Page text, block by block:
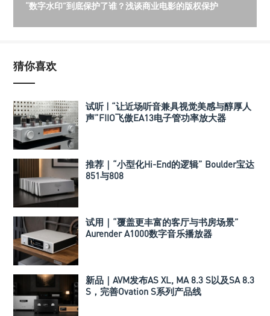
“数字水印”到底保护了谁？浅谈商业电影的版权保护
猜你喜欢
试听 | “让近场听音兼具视觉美感与醇厚人
声”FIIO飞傲EA13电子管功率放大器
推荐｜“小型化Hi-End的逻辑” Boulder宝达
851与808
试用｜“覆盖更丰富的客厅与书房场景”
Aurender A1000数字音乐播放器
新品｜AVM发布AS XL, MA 8.3 S以及SA 8.3
S，完善Ovation S系列产品线